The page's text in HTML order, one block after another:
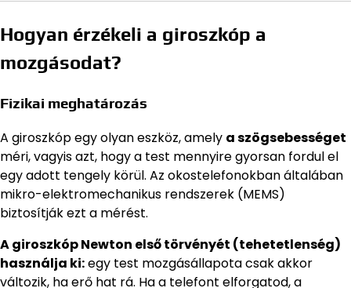
Hogyan érzékeli a giroszkóp a
mozgásodat?
Fizikai meghatározás
A giroszkóp egy olyan eszköz, amely a szögsebességet
méri, vagyis azt, hogy a test mennyire gyorsan fordul el
egy adott tengely körül. Az okostelefonokban általában
mikro-elektromechanikus rendszerek (MEMS)
biztosítják ezt a mérést.
A giroszkóp Newton első törvényét (tehetetlenség)
használja ki:egy test mozgásállapota csak akkor
változik, ha erő hat rá. Ha a telefont elforgatod, a